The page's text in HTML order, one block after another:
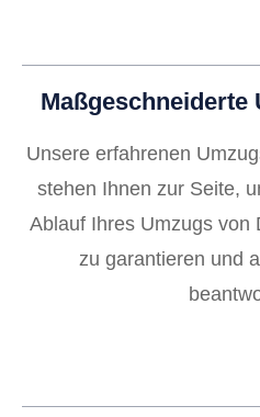
Maßgeschneiderte
Unsere erfahrenen
stehen Ihnen zur Seite,
Ablauf Ihres Umzugs von
zu garantieren und